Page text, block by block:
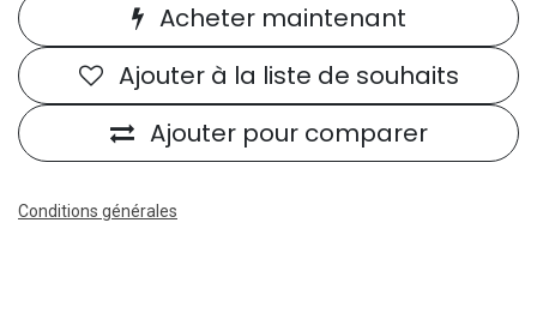
Acheter maintenant
Ajouter pour comparer
Ajouter à la liste de souhaits
Conditions générales